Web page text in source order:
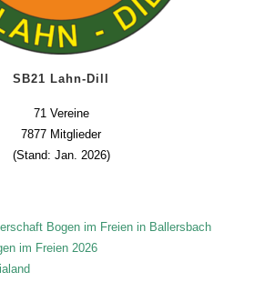
SB21 Lahn-Dill
71 Vereine
7877 Mitglieder
(Stand: Jan. 2026)
Bogen im Freien in Ballersbach
im Freien 2026